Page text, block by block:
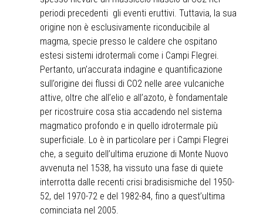
periodi precedenti gli eventi eruttivi. Tuttavia, la sua
origine non è esclusivamente riconducibile al
magma, specie presso le caldere che ospitano
estesi sistemi idrotermali come i Campi Flegrei.
Pertanto, un’accurata indagine e quantificazione
sull’origine dei flussi di CO2 nelle aree vulcaniche
attive, oltre che all’elio e all’azoto, è fondamentale
per ricostruire cosa stia accadendo nel sistema
magmatico profondo e in quello idrotermale più
superficiale. Lo è in particolare per i Campi Flegrei
che, a seguito dell’ultima eruzione di Monte Nuovo
avvenuta nel 1538, ha vissuto una fase di quiete
interrotta dalle recenti crisi bradisismiche del 1950-
52, del 1970-72 e del 1982-84, fino a quest’ultima
cominciata nel 2005.